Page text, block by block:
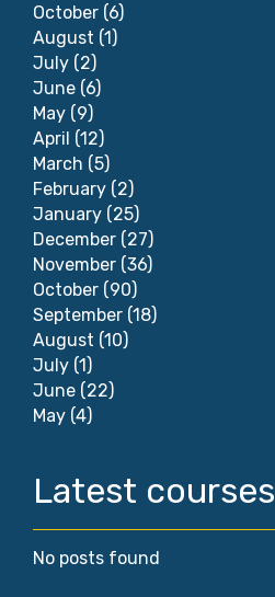
October (6)
August (1)
July (2)
June (6)
May (9)
April (12)
March (5)
February (2)
January (25)
December (27)
November (36)
October (90)
September (18)
August (10)
July (1)
June (22)
May (4)
Latest courses
No posts found